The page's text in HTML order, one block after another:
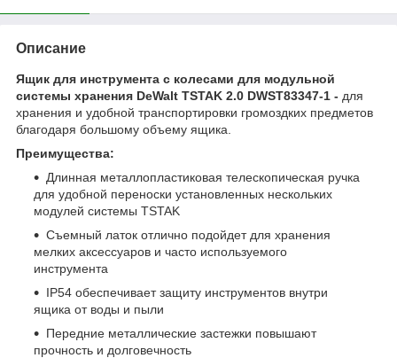
Описание
Ящик для инструмента с колесами для модульной
системы хранения DeWalt TSTAK 2.0 DWST83347-1 - для
хранения и удобной транспортировки громоздких предметов
благодаря большому объему ящика.
Преимущества:
Длинная металлопластиковая телескопическая ручка
для удобной переноски установленных нескольких
модулей системы TSTAK
Съемный латок отлично подойдет для хранения
мелких аксессуаров и часто используемого
инструмента
IP54 обеспечивает защиту инструментов внутри
ящика от воды и пыли
Передние металлические застежки повышают
прочность и долговечность